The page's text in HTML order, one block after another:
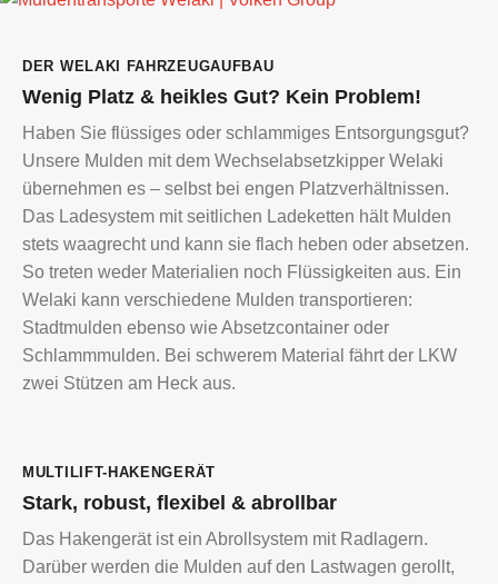
Welaki
Volken
Group
DER WELAKI FAHRZEUGAUFBAU
Wenig Platz & heikles Gut? Kein Problem!
Haben Sie flüssiges oder schlammiges Entsorgungsgut?
Unsere Mulden mit dem Wechselabsetzkipper Welaki
übernehmen es – selbst bei engen Platzverhältnissen.
Das Ladesystem mit seitlichen Ladeketten hält Mulden
stets waagrecht und kann sie flach heben oder absetzen.
So treten weder Materialien noch Flüssigkeiten aus. Ein
Welaki kann verschiedene Mulden transportieren:
Stadtmulden ebenso wie Absetzcontainer oder
Schlammmulden. Bei schwerem Material fährt der LKW
zwei Stützen am Heck aus.
MULTILIFT-HAKENGERÄT
Stark, robust, flexibel & abrollbar
Das Hakengerät ist ein Abrollsystem mit Radlagern.
Darüber werden die Mulden auf den Lastwagen gerollt,